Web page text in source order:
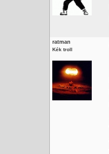
ratman
Kék troll